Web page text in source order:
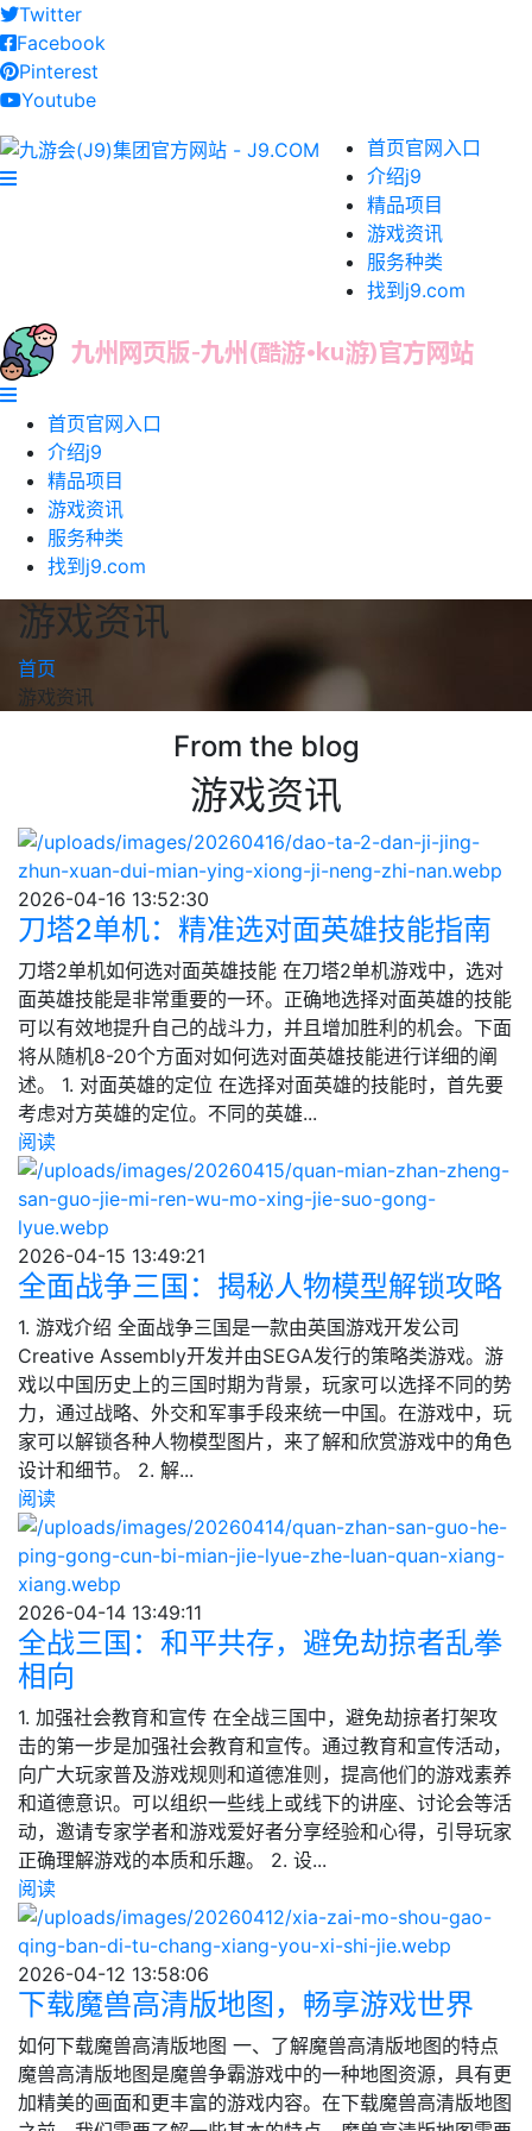
Twitter
Facebook
Pinterest
Youtube
首页官网入口
介绍j9
精品项目
游戏资讯
服务种类
找到j9.com
首页官网入口
介绍j9
精品项目
游戏资讯
服务种类
找到j9.com
游戏资讯
首页
游戏资讯
From the blog
游戏资讯
2026-04-16 13:52:30
刀塔2单机：精准选对面英雄技能指南
刀塔2单机如何选对面英雄技能 在刀塔2单机游戏中，选对
面英雄技能是非常重要的一环。正确地选择对面英雄的技能
可以有效地提升自己的战斗力，并且增加胜利的机会。下面
将从随机8-20个方面对如何选对面英雄技能进行详细的阐
述。 1. 对面英雄的定位 在选择对面英雄的技能时，首先要
考虑对方英雄的定位。不同的英雄...
阅读
2026-04-15 13:49:21
全面战争三国：揭秘人物模型解锁攻略
1. 游戏介绍 全面战争三国是一款由英国游戏开发公司
Creative Assembly开发并由SEGA发行的策略类游戏。游
戏以中国历史上的三国时期为背景，玩家可以选择不同的势
力，通过战略、外交和军事手段来统一中国。在游戏中，玩
家可以解锁各种人物模型图片，来了解和欣赏游戏中的角色
设计和细节。 2. 解...
阅读
2026-04-14 13:49:11
全战三国：和平共存，避免劫掠者乱拳
相向
1. 加强社会教育和宣传 在全战三国中，避免劫掠者打架攻
击的第一步是加强社会教育和宣传。通过教育和宣传活动，
向广大玩家普及游戏规则和道德准则，提高他们的游戏素养
和道德意识。可以组织一些线上或线下的讲座、讨论会等活
动，邀请专家学者和游戏爱好者分享经验和心得，引导玩家
正确理解游戏的本质和乐趣。 2. 设...
阅读
2026-04-12 13:58:06
下载魔兽高清版地图，畅享游戏世界
如何下载魔兽高清版地图 一、了解魔兽高清版地图的特点
魔兽高清版地图是魔兽争霸游戏中的一种地图资源，具有更
加精美的画面和更丰富的游戏内容。在下载魔兽高清版地图